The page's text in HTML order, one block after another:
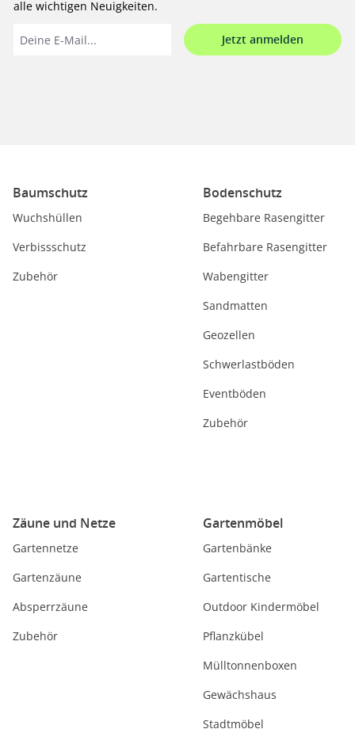
alle wichtigen Neuigkeiten.
Jetzt anmelden
Baumschutz
Wuchshüllen
Verbissschutz
Zubehör
Bodenschutz
Begehbare Rasengitter
Befahrbare Rasengitter
Wabengitter
Sandmatten
Geozellen
Schwerlastböden
Eventböden
Zubehör
Zäune und Netze
Gartennetze
Gartenzäune
Absperrzäune
Zubehör
Gartenmöbel
Gartenbänke
Gartentische
Outdoor Kindermöbel
Pflanzkübel
Mülltonnenboxen
Gewächshaus
Stadtmöbel